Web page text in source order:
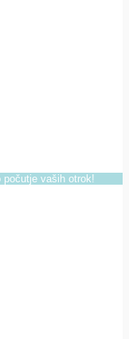
počutje vaših otrok!